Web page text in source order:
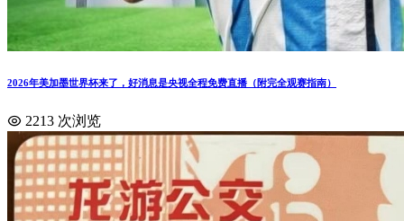
2026年美加墨世界杯来了，好消息是央视全程免费直播（附完全观赛指南）
2213 次浏览